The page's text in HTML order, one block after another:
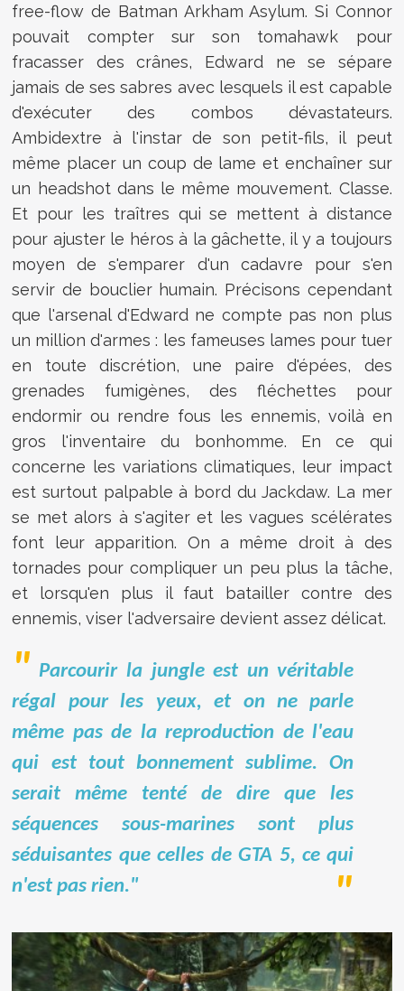
free-flow de Batman Arkham Asylum. Si Connor
pouvait compter sur son tomahawk pour
fracasser des crânes, Edward ne se sépare
jamais de ses sabres avec lesquels il est capable
d'exécuter des combos dévastateurs.
Ambidextre à l'instar de son petit-fils, il peut
même placer un coup de lame et enchaîner sur
un headshot dans le même mouvement. Classe.
Et pour les traîtres qui se mettent à distance
pour ajuster le héros à la gâchette, il y a toujours
moyen de s'emparer d'un cadavre pour s'en
servir de bouclier humain. Précisons cependant
que l'arsenal d'Edward ne compte pas non plus
un million d'armes : les fameuses lames pour tuer
en toute discrétion, une paire d'épées, des
grenades fumigènes, des fléchettes pour
endormir ou rendre fous les ennemis, voilà en
gros l'inventaire du bonhomme. En ce qui
concerne les variations climatiques, leur impact
est surtout palpable à bord du Jackdaw. La mer
se met alors à s'agiter et les vagues scélérates
font leur apparition. On a même droit à des
tornades pour compliquer un peu plus la tâche,
et lorsqu'en plus il faut batailler contre des
ennemis, viser l'adversaire devient assez délicat.
Parcourir la jungle est un véritable
régal pour les yeux, et on ne parle
même pas de la reproduction de l'eau
qui est tout bonnement sublime. On
serait même tenté de dire que les
séquences sous-marines sont plus
séduisantes que celles de GTA 5, ce qui
n'est pas rien."